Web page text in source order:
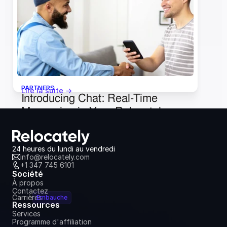
PARTNERS
Introducing Chat: Real-Time
Messaging in Your Relocately
6 juillet 2026
Lire la suite ->
24 heures du lundi au vendredi
info@relocately.com
+1 347 745 6101
Société
À propos
Contactez
CarrièresEmbauche
Ressources
Services
Programme d'affiliation